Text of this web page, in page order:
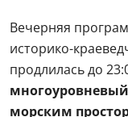
Вечерняя
историко-
продлилась до
морским